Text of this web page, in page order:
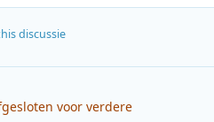
discussie
voor verdere